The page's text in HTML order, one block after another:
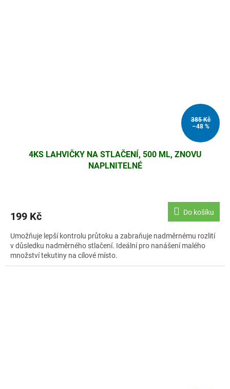
385 Kč
–48 %
4KS LAHVIČKY NA STLAČENÍ, 500 ML, ZNOVU
NAPLNITELNÉ
199 Kč Do košíku
Umožňuje lepší kontrolu průtoku a zabraňuje nadměrnému rozlití
v důsledku nadměrného stlačení. Ideální pro nanášení malého
množství tekutiny na cílové místo.